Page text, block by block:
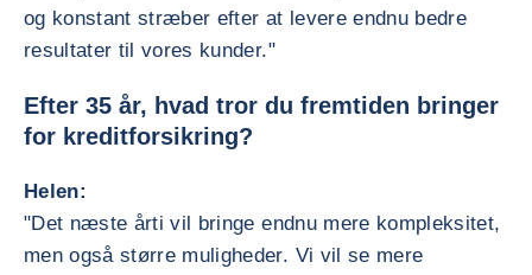
og konstant stræber efter at levere endnu bedre
resultater til vores kunder."
Efter 35 år, hvad tror du fremtiden bringer
for kreditforsikring?
Helen:
"Det næste årti vil bringe endnu mere kompleksitet,
men også større muligheder. Vi vil se mere